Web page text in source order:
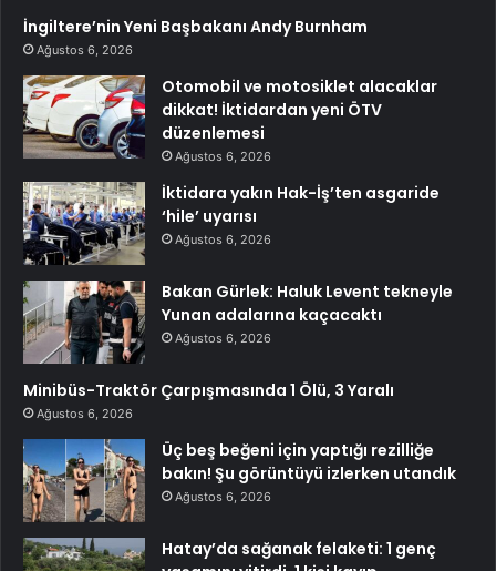
İngiltere’nin Yeni Başbakanı Andy Burnham
Ağustos 6, 2026
Otomobil ve motosiklet alacaklar
dikkat! İktidardan yeni ÖTV
düzenlemesi
Ağustos 6, 2026
İktidara yakın Hak-İş’ten asgaride
‘hile’ uyarısı
Ağustos 6, 2026
Bakan Gürlek: Haluk Levent tekneyle
Yunan adalarına kaçacaktı
Ağustos 6, 2026
Minibüs-Traktör Çarpışmasında 1 Ölü, 3 Yaralı
Ağustos 6, 2026
Üç beş beğeni için yaptığı rezilliğe
bakın! Şu görüntüyü izlerken utandık
Ağustos 6, 2026
Hatay’da sağanak felaketi: 1 genç